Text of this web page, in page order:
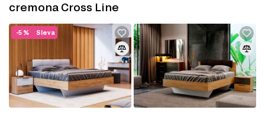
TV stolky
Konferenční stolky
Manželské postele
Úložný prostor
Noční stolky
Nástěnné police a skříňky
cremona Cross Line
Sleva
-5 %